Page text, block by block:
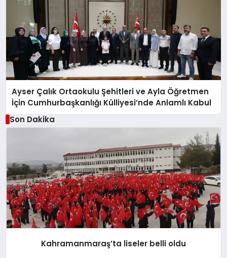
Ayser Çalık Ortaokulu Şehitleri ve Ayla Öğretmen
İçin Cumhurbaşkanlığı Külliyesi’nde Anlamlı Kabul
Son Dakika
Kahramanmaraş’ta liseler belli oldu